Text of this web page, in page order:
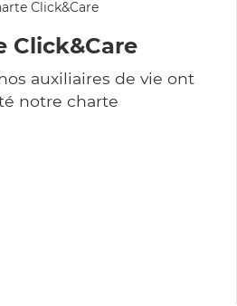
Click&Care
auxiliaires de vie ont
notre charte